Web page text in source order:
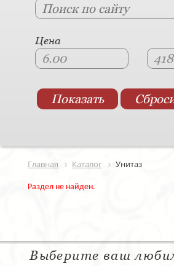
Цена
Главная Каталог Унитаз
Раздел не найден.
Выберите ваш